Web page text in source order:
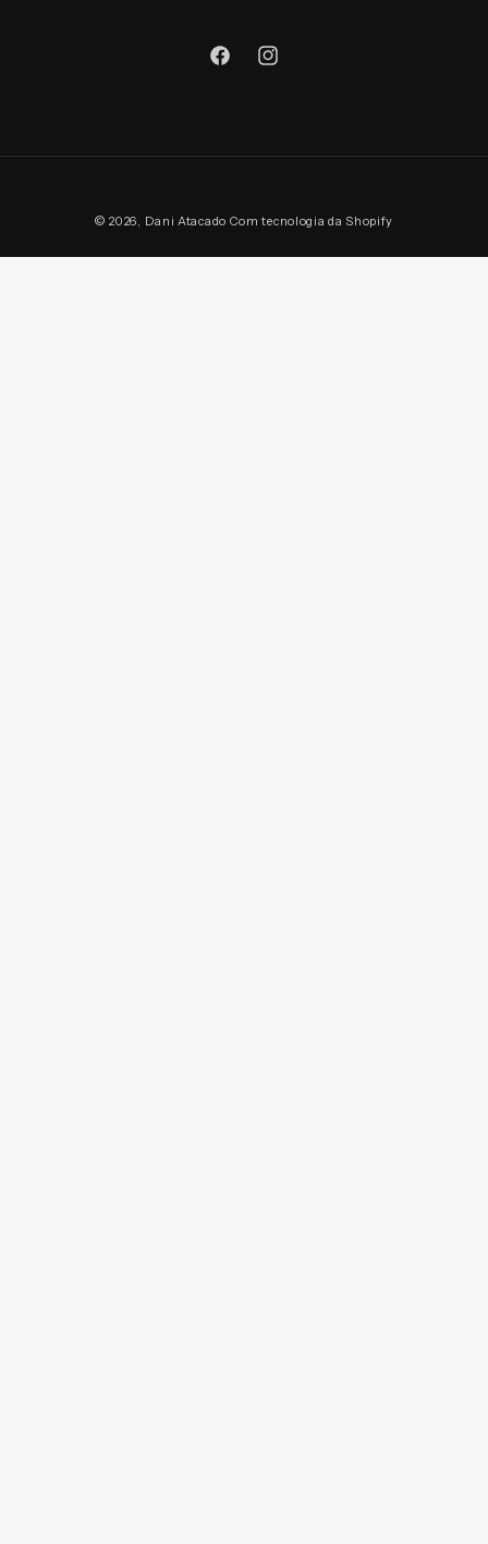
FacebookInstagram
de
© 2026, Dani Atacado Com tecnologia da Shopify